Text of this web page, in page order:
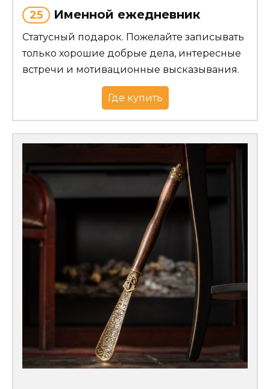
25 Именной ежедневник
Статусный подарок. Пожелайте записывать
только хорошие добрые дела, интересные
встречи и мотивационные высказывания.
Где купить